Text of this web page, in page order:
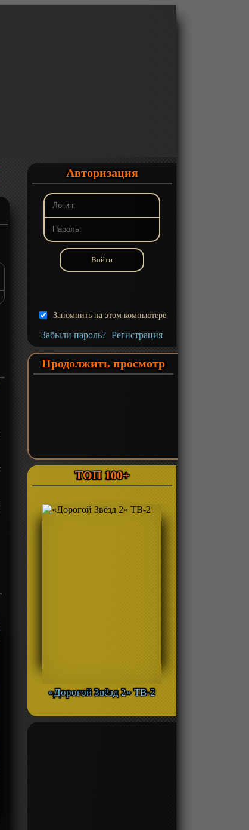
Авторизация
Запомнить на этом компьютере
Забыли пароль? Регистрация
Продолжить просмотр
ТОП 100+
«Дорогой Звёзд 2» ТВ-2